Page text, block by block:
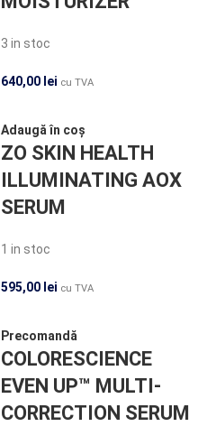
3 in stoc
640,00 lei cu TVA
Adaugă în coș
ZO SKIN HEALTH
ILLUMINATING AOX
SERUM
1 in stoc
595,00 lei cu TVA
Precomandă
COLORESCIENCE
EVEN UP™ MULTI-
CORRECTION SERUM